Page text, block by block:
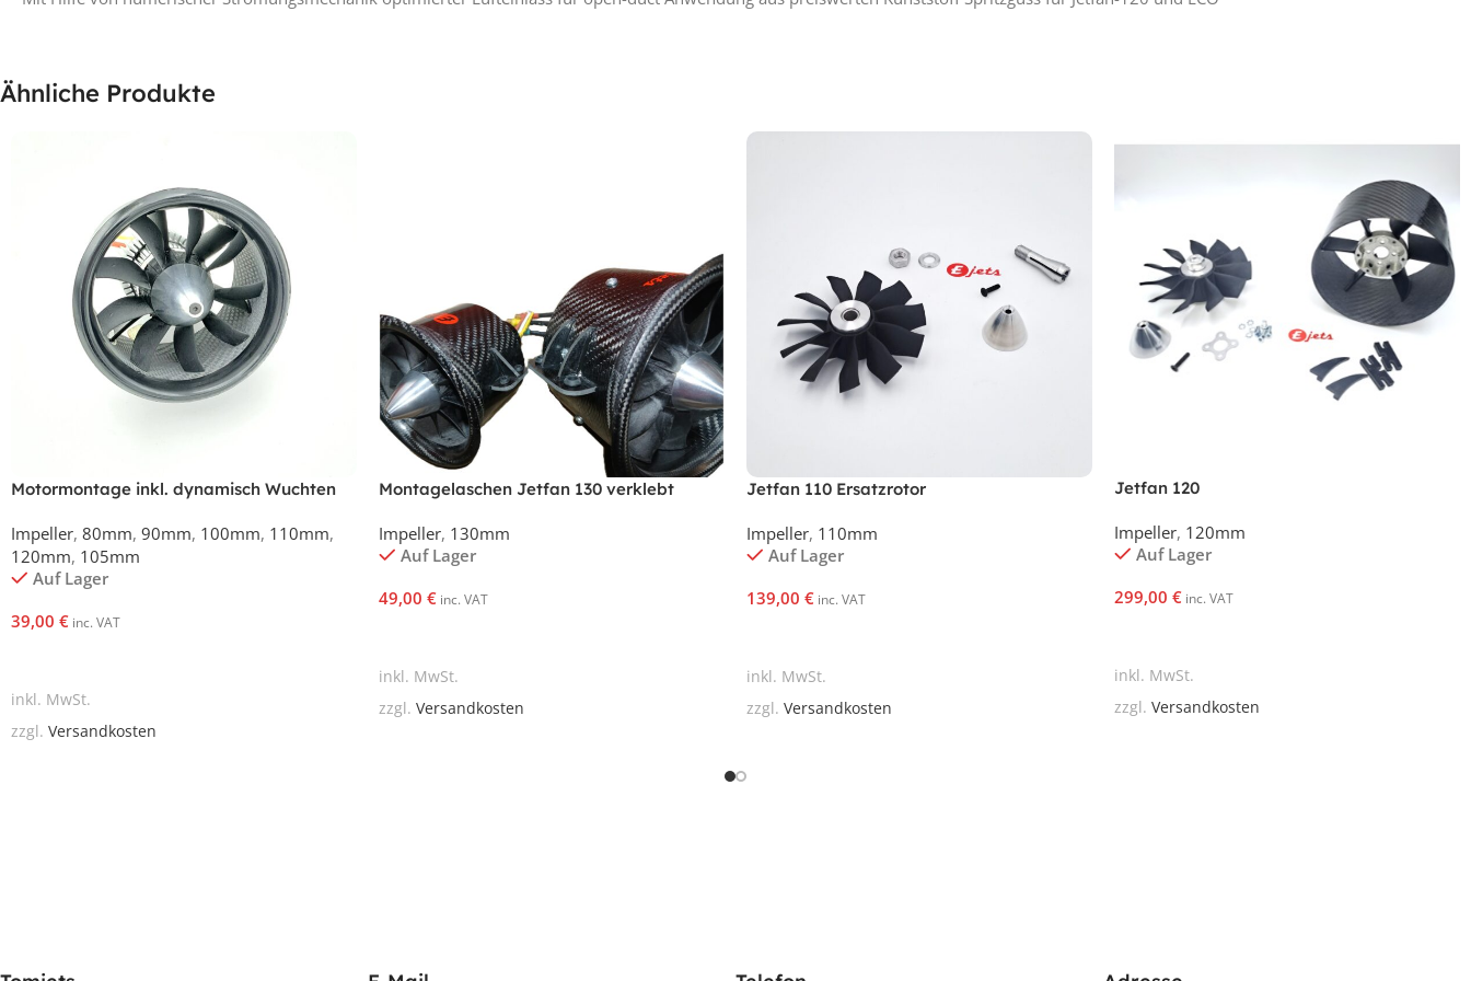
Ähnliche Produkte
Motormontage inkl. dynamisch Wuchten
Impeller, 80mm, 90mm, 100mm, 110mm,
120mm, 105mm
Auf Lager
39,00 € inc. VAT
inkl. MwSt.
zzgl. Versandkosten
Montagelaschen Jetfan 130 verklebt
Impeller, 130mm
Auf Lager
49,00 € inc. VAT
inkl. MwSt.
zzgl. Versandkosten
Jetfan 110 Ersatzrotor
Impeller, 110mm
Auf Lager
139,00 € inc. VAT
inkl. MwSt.
zzgl. Versandkosten
Jetfan 120
Impeller, 120mm
Auf Lager
299,00 € inc. VAT
inkl. MwSt.
zzgl. Versandkosten